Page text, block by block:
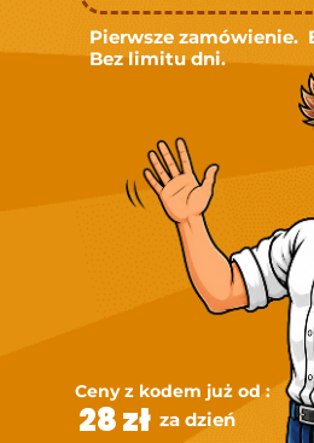
28 zł za dzień
Ceny z kodem już od :
Pierwsze zamówienie.
Bez limitu dni.